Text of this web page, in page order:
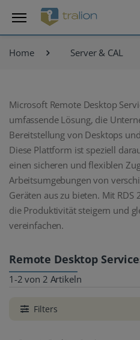
Home Server & CAL
Microsoft Remote Desktop
umfassende Lösung, die
Bereitstellung von Desktops
Diese Plattform ist speziell
einen sicheren und flexiblen
Arbeitsumgebungen von
Geräten aus zu bieten. Mit
die Produktivität steigern und
vereinfachen.
Remote Desktop
1-2 von 2 Artikeln
Filters